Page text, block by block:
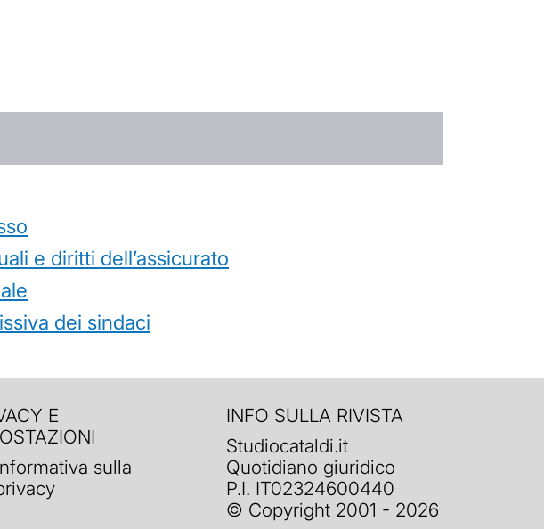
e diritti dell’assicurato
dei sindaci
E
sulla
INFO SULLA RIVISTA
Studiocataldi.it
Quotidiano giuridico
P.I. IT02324600440
© Copyright 2001 - 2026